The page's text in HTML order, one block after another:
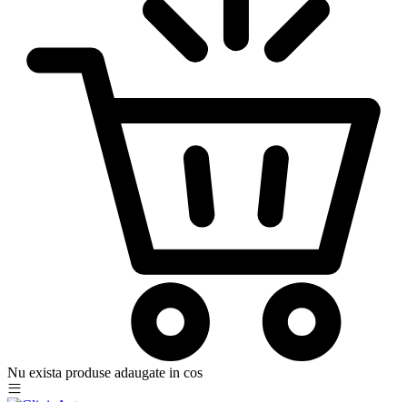
Nu exista produse adaugate in cos